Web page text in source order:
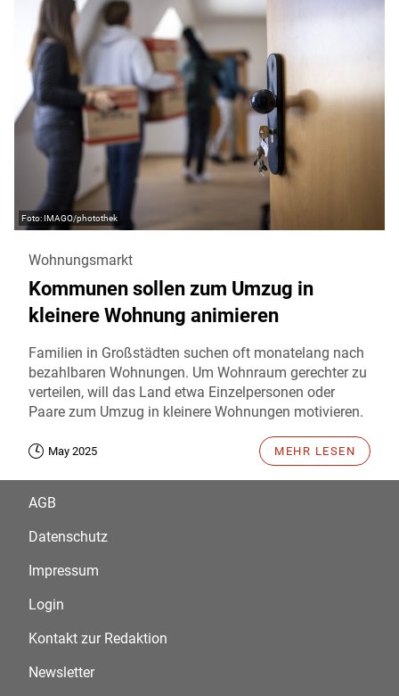
IMAGO/photothek
Wohnungsmarkt
Kommunen sollen zum Umzug in
kleinere Wohnung animieren
Familien in Großstädten suchen oft monatelang nach
bezahlbaren Wohnungen. Um Wohnraum gerechter zu
verteilen, will das Land etwa Einzelpersonen oder
Paare zum Umzug in kleinere Wohnungen motivieren.
May 2025 MEHR LESEN
AGB
Datenschutz
Impressum
Login
Kontakt zur Redaktion
Newsletter